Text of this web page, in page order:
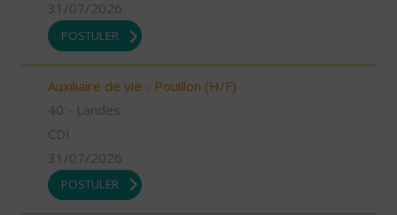
31/07/2026
POSTULER
Auxiliaire de vie - Pouillon (H/F)
40 - Landes
CDI
31/07/2026
POSTULER